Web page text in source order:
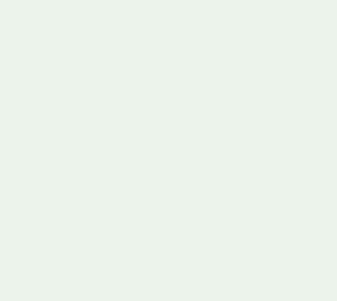
lang, erreichen einen Peak, der etwa eine
weit. Dieser Zyklus hat sich bei den meisten
ein Peak erreicht und nach einer Woche beginnt
also besonders vorsichtig sein – vor allem, wenn
hohen Preis freigeschaltet werden.